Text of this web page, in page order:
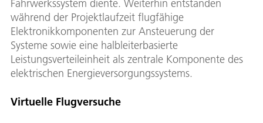
Fahrwerkssystem diente. Weiterhin entstanden
während der Projektlaufzeit flugfähige
Elektronikkomponenten zur Ansteuerung der
Systeme sowie eine halbleiterbasierte
Leistungsverteileinheit als zentrale Komponente des
elektrischen Energieversorgungssystems.
Virtuelle Flugversuche